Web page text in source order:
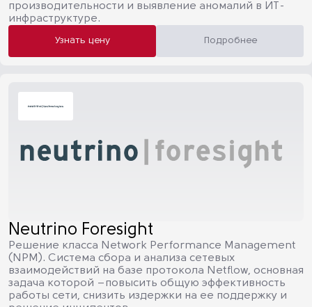
производительности и выявление аномалий в ИТ-
инфраструктуре.
Узнать цену Подробнее
Neutrino Foresight
Решение класса Network Performance Management
(NPM). Система сбора и анализа сетевых
взаимодействий на базе протокола Netflow, основная
задача которой –повысить общую эффективность
работы сети, снизить издержки на ее поддержку и